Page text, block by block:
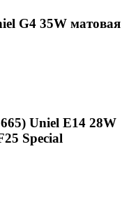
G4 35W матовая
Uniel E14 28W
Special